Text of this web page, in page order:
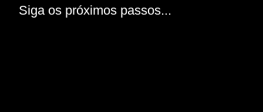
Siga os próximos passos...